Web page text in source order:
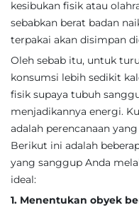
kesibukan fisik atau
sebabkan berat badan
terpakai akan disimpan
Oleh sebab itu, untuk
konsumsi lebih sedikit
fisik supaya tubuh
menjadikannya energi.
adalah perencanaan
Berikut ini adalah
yang sanggup Anda
ideal:
1. Menentukan obyek